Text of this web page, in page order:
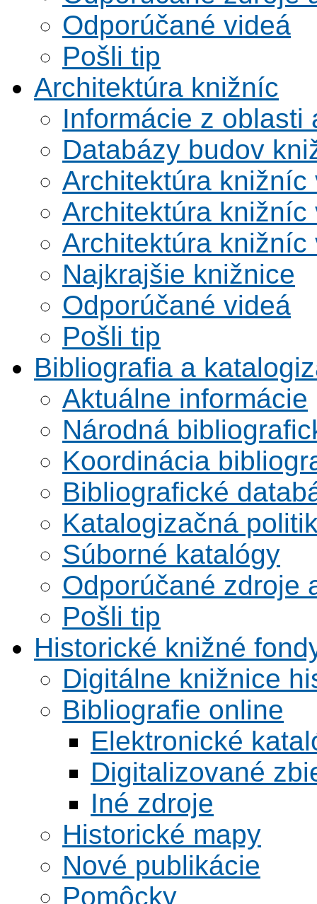
Odporúčané videá
Pošli tip
Architektúra knižníc
Informácie z oblasti
Databázy budov
Architektúra knižníc
Architektúra knižníc
Architektúra knižníc
Najkrajšie knižnice
Odporúčané videá
Pošli tip
Bibliografia a
Aktuálne informácie
Národná
Koordinácia
Bibliografické
Katalogizačná
Súborné katalógy
Odporúčané zdroje
Pošli tip
Historické knižné
Digitálne knižnice
Bibliografie online
Elektronické
Digitalizované
Iné zdroje
Historické mapy
Nové publikácie
Pomôcky